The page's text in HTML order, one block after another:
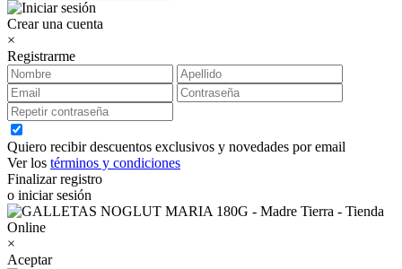
Crear una cuenta
×
Registrarme
Quiero recibir descuentos exclusivos y novedades por email
Ver los términos y condiciones
Finalizar registro
o iniciar sesión
×
Aceptar